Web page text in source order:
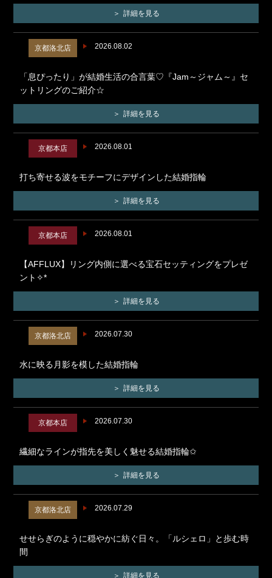
詳細を見る
2026.08.02
京都洛北店
「息ぴったり」が結婚生活の合言葉♡『Jam～ジャム～』セ
ットリングのご紹介☆
詳細を見る
2026.08.01
京都本店
打ち寄せる波をモチーフにデザインした結婚指輪
詳細を見る
2026.08.01
京都本店
【AFFLUX】リング内側に選べる宝石セッティングをプレゼ
ント✧*
詳細を見る
2026.07.30
京都洛北店
水に映る月影を模した結婚指輪
詳細を見る
2026.07.30
京都本店
繊細なラインが指先を美しく魅せる結婚指輪✩
詳細を見る
2026.07.29
京都洛北店
せせらぎのように穏やかに紡ぐ日々。「ルシェロ」と歩む時
間
詳細を見る